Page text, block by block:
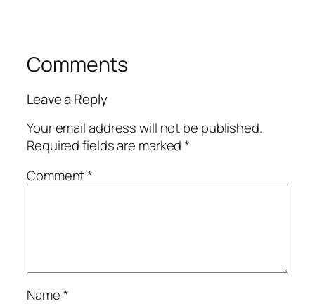
Comments
Leave a Reply
Your email address will not be published.
Required fields are marked*
Comment*
Name*